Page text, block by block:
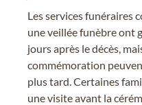
Les services funéraires
une veillée funèbre ont
jours après le décès,
commémoration
plus tard. Certaines
une visite avant la